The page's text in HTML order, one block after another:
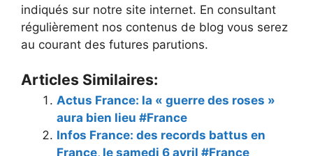
indiqués sur notre site internet. En consultant
régulièrement nos contenus de blog vous serez
au courant des futures parutions.
Articles Similaires:
Actus France: la « guerre des roses »
aura bien lieu #France
Infos France: des records battus en
France, le samedi 6 avril #France